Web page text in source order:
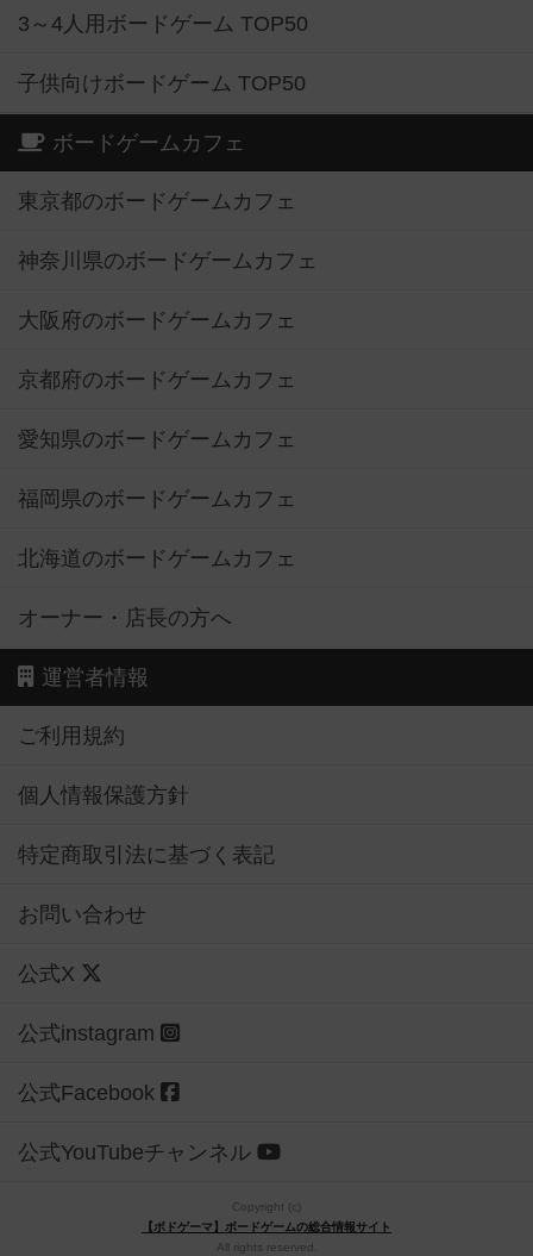
3～4人用ボードゲーム TOP50
子供向けボードゲーム TOP50
ボードゲームカフェ
東京都のボードゲームカフェ
神奈川県のボードゲームカフェ
大阪府のボードゲームカフェ
京都府のボードゲームカフェ
愛知県のボードゲームカフェ
福岡県のボードゲームカフェ
北海道のボードゲームカフェ
オーナー・店長の方へ
運営者情報
ご利用規約
個人情報保護方針
特定商取引法に基づく表記
お問い合わせ
公式X
公式instagram
公式Facebook
公式YouTubeチャンネル
Copyright (c)
【ボドゲーマ】ボードゲームの総合情報サイト
All rights reserved.